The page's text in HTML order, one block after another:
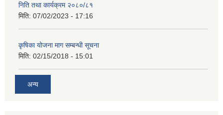
निति तथा कार्यक्रम २०८०/८१
मिति: 07/02/2023 - 17:16
कृषिका योजना माग सम्बन्धी सूचना
मिति: 02/15/2018 - 15:01
अन्य